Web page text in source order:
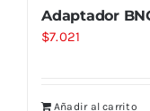
Adaptador
$7.021
Añadir al carrito